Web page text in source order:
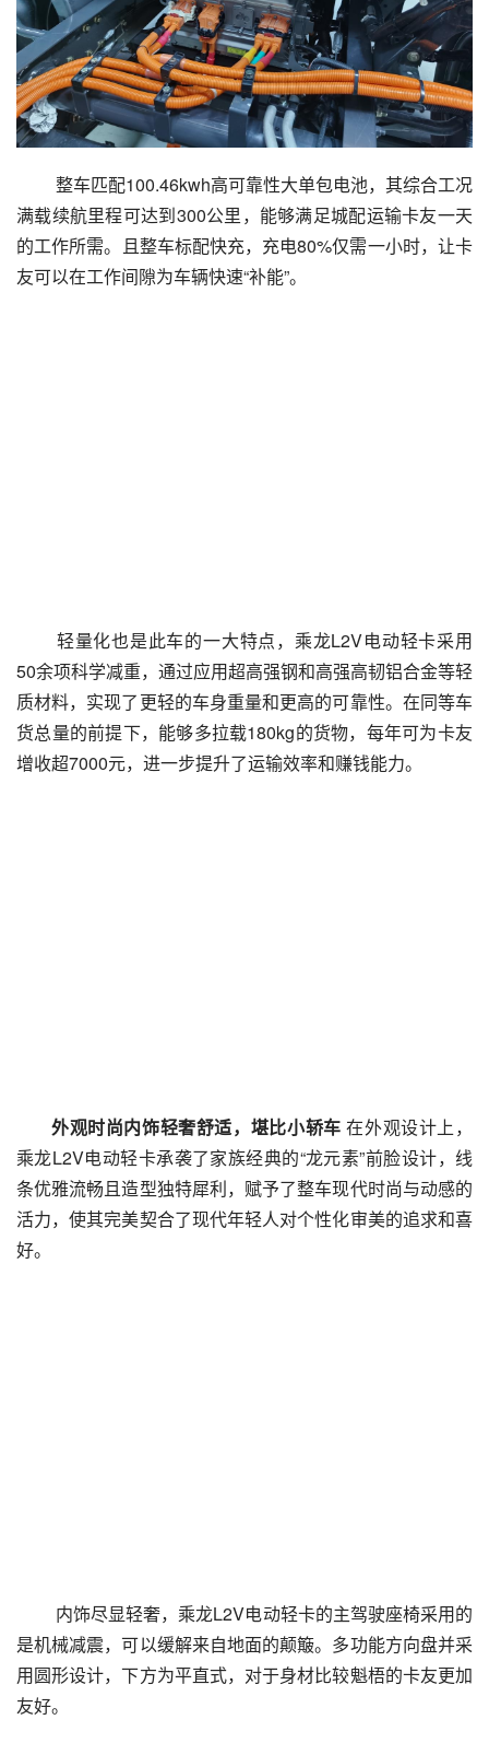
整车匹配100.46kwh高可靠性大单包电池，其综合工况
满载续航里程可达到300公里，能够满足城配运输卡友一天
的工作所需。且整车标配快充，充电80%仅需一小时，让卡
友可以在工作间隙为车辆快速“补能”。
轻量化也是此车的一大特点，乘龙L2V电动轻卡采用
50余项科学减重，通过应用超高强钢和高强高韧铝合金等轻
质材料，实现了更轻的车身重量和更高的可靠性。在同等车
货总量的前提下，能够多拉载180kg的货物，每年可为卡友
增收超7000元，进一步提升了运输效率和赚钱能力。
外观时尚内饰轻奢舒适，堪比小轿车 在外观设计上，
乘龙L2V电动轻卡承袭了家族经典的“龙元素”前脸设计，线
条优雅流畅且造型独特犀利，赋予了整车现代时尚与动感的
活力，使其完美契合了现代年轻人对个性化审美的追求和喜
好。
内饰尽显轻奢，乘龙L2V电动轻卡的主驾驶座椅采用的
是机械减震，可以缓解来自地面的颠簸。多功能方向盘并采
用圆形设计，下方为平直式，对于身材比较魁梧的卡友更加
友好。